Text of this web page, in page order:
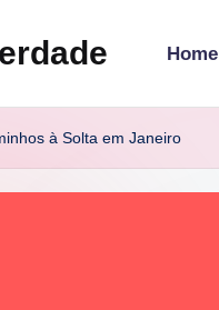
Home
à Solta em Janeiro